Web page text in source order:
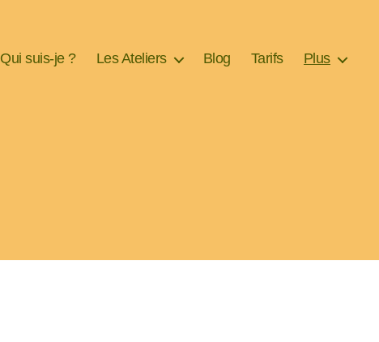
Qui suis-je ? Les Ateliers Blog Tarifs Plus